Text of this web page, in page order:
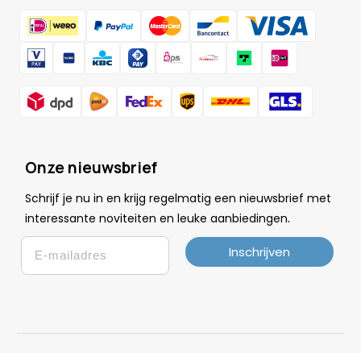
Onze nieuwsbrief
Schrijf je nu in en krijg regelmatig een nieuwsbrief met
interessante noviteiten en leuke aanbiedingen.
Email
Inschrijven